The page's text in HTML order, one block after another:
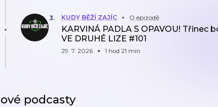
3. KUDY BĚŽÍ ZAJÍC O epizodě
KARVINÁ PADLA S OPAVOU! Třinec
VE DRUHÉ LIZE #101
29. 7. 2026 1 hod 21 min
podcasty